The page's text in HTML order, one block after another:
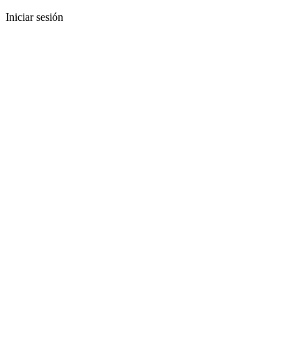
Iniciar sesión